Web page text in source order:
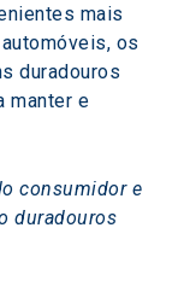
mais
os
duradouros
manter e
consumidor e
duradouros